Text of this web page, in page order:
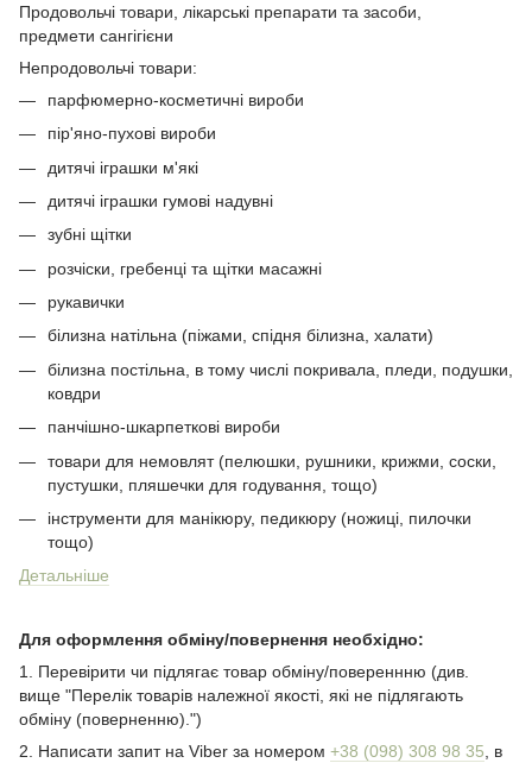
Продовольчі товари, лікарські препарати та засоби,
предмети сангігієни
Непродовольчі товари:
парфюмерно-косметичні вироби
пір'яно-пухові вироби
дитячі іграшки м'які
дитячі іграшки гумові надувні
зубні щітки
розчіски, гребенці та щітки масажні
рукавички
білизна натільна (піжами, спідня білизна, халати)
білизна постільна, в тому числі покривала, пледи, подушки,
ковдри
панчішно-шкарпеткові вироби
товари для немовлят (пелюшки, рушники, крижми, соски,
пустушки, пляшечки для годування, тощо)
інструменти для манікюру, педикюру (ножиці, пилочки
тощо)
Детальніше
Для оформлення обміну/повернення необхідно:
1. Перевірити чи підлягає товар обміну/повереннню (див.
вище "Перелік товарів належної якості, які не підлягають
обміну (поверненню).")
2. Написати запит на Viber за номером +38 (098) 308 98 35, в